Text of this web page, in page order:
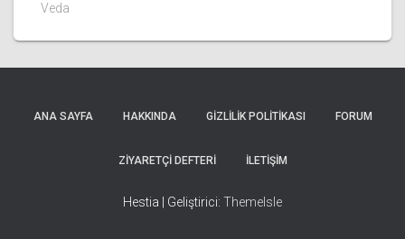
Veda
ANA SAYFA HAKKINDA GIZLILIK POLITIKASI FORUM
ZIYARETÇI DEFTERI İLETIŞIM
Hestia | Geliştirici: ThemeIsle